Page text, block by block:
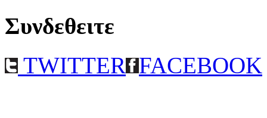
Συνδεθειτε
TWITTER FACEBOOK